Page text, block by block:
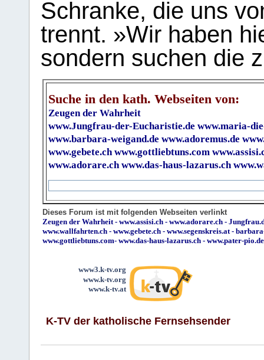
Schranke, die uns
trennt. »Wir haben
sondern suchen die
Suche in den kath. Webseiten von:
Zeugen der Wahrheit
www.Jungfrau-der-Eucharistie.de www.maria-
www.barbara-weigand.de www.adoremus.de
www.gebete.ch www.gottliebtuns.com
www.adorare.ch www.das-haus-lazarus.ch
Dieses Forum ist mit folgenden Webseiten verlinkt
Zeugen der Wahrheit- www.assisi.ch - www.adorare.ch -
www.wallfahrten.ch - www.gebete.ch - www.segenskreis.at-
www.gottliebtuns.com- www.das-haus-lazarus.ch - www.pater-pio.de
www3.k-tv.org
www.k-tv.org
www.k-tv.at
K-TV der katholische Fernsehsender